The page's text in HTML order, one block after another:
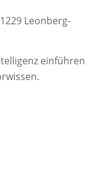
Leonberg-
einführen